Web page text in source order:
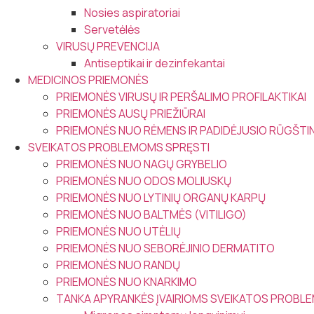
Nosies aspiratoriai
Servetėlės
VIRUSŲ PREVENCIJA
Antiseptikai ir dezinfekantai
MEDICINOS PRIEMONĖS
PRIEMONĖS VIRUSŲ IR PERŠALIMO PROFILAKTIKAI
PRIEMONĖS AUSŲ PRIEŽIŪRAI
PRIEMONĖS NUO RĖMENS IR PADIDĖJUSIO
SVEIKATOS PROBLEMOMS SPRĘSTI
PRIEMONĖS NUO NAGŲ GRYBELIO
PRIEMONĖS NUO ODOS MOLIUSKŲ
PRIEMONĖS NUO LYTINIŲ ORGANŲ KARPŲ
PRIEMONĖS NUO BALTMĖS (VITILIGO)
PRIEMONĖS NUO UTĖLIŲ
PRIEMONĖS NUO SEBORĖJINIO DERMATITO
PRIEMONĖS NUO RANDŲ
PRIEMONĖS NUO KNARKIMO
TANKA APYRANKĖS ĮVAIRIOMS SVEIKATOS